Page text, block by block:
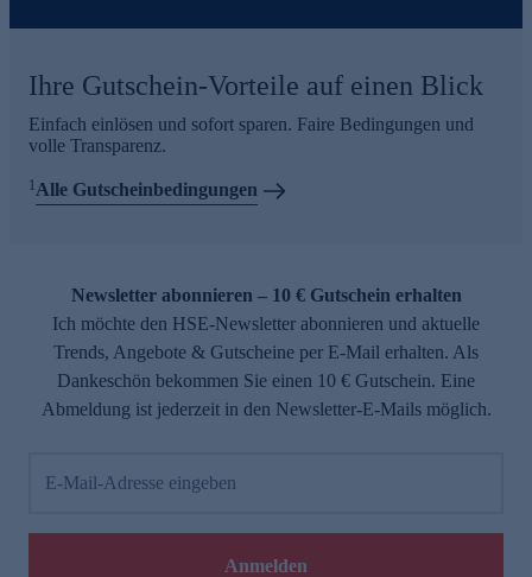
Ihre Gutschein-Vorteile auf einen Blick
Einfach einlösen und sofort sparen. Faire Bedingungen und
volle Transparenz.
1Alle Gutscheinbedingungen
Newsletter abonnieren – 10 € Gutschein erhalten
Ich möchte den HSE-Newsletter abonnieren und aktuelle
Trends, Angebote & Gutscheine per E-Mail erhalten. Als
Dankeschön bekommen Sie einen 10 € Gutschein. Eine
Abmeldung ist jederzeit in den Newsletter-E-Mails möglich.
E-Mail-Adresse eingeben
Anmelden